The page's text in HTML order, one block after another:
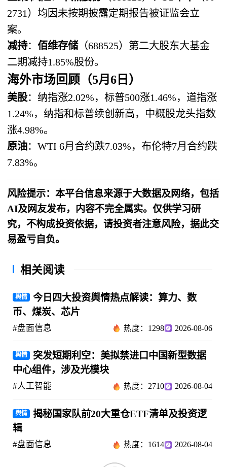
2731）均因未按期披露定期报告被证监会立
案。
减持：佰维存储（688525）第二大股东大基金
二期减持1.85%股份。
海外市场回顾（5月6日）
美股：纳指涨2.02%，标普500涨1.46%，道指涨
1.24%，纳指和标普续创新高，中概股龙头指数
涨4.98%。
原油：WTI 6月合约跌7.03%，布伦特7月合约跌
7.83%。
风险提示：本平台信息来源于大数据及网络，包括
AI及网友发布，内容不完全属实。仅供学习研
究，不构成投资依据，请投资者注意风险，据此交
易盈亏自负。
相关阅读
舆情
今日四大投资舆情热点解读：算力、数
币、煤炭、芯片
#盘面信息 热度：1298 2026-08-06
舆情
突发短期利空：美拟禁进口中国新型数据
中心组件，涉及光模块
#人工智能 热度：2710 2026-08-04
舆情
揭秘国家队前20大重仓ETF清单及投资逻
辑
#盘面信息 热度：1614 2026-08-04